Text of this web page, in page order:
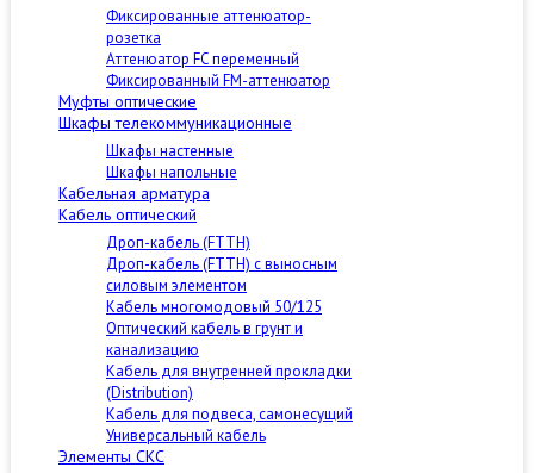
Фиксированные аттенюатор-
розетка
Аттенюатор FC переменный
Фиксированный FM-аттенюатор
Муфты оптические
Шкафы телекоммуникационные
Шкафы настенные
Шкафы напольные
Кабельная арматура
Кабель оптический
Дроп-кабель (FTTH)
Дроп-кабель (FTTH) с выносным
силовым элементом
Кабель многомодовый 50/125
Оптический кабель в грунт и
канализацию
Кабель для внутренней прокладки
(Distribution)
Кабель для подвеса, самонесущий
Универсальный кабель
Элементы СКС